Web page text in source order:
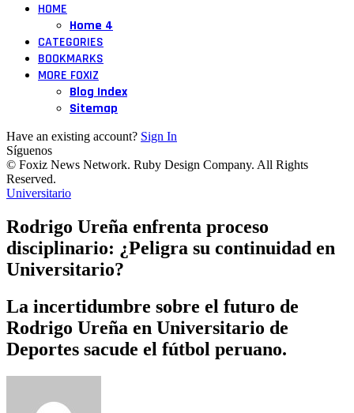
HOME
Home 4
CATEGORIES
BOOKMARKS
MORE FOXIZ
Blog Index
Sitemap
Have an existing account? Sign In
Síguenos
© Foxiz News Network. Ruby Design Company. All Rights
Reserved.
Universitario
Rodrigo Ureña enfrenta proceso
disciplinario: ¿Peligra su continuidad en
Universitario?
La incertidumbre sobre el futuro de
Rodrigo Ureña en Universitario de
Deportes sacude el fútbol peruano.